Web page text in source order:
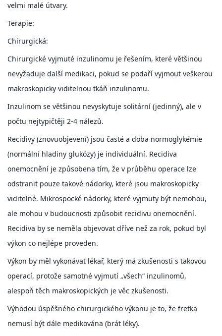
E - S H O P
HISTORIE 2022
O NÁS :-)
VÝROČNÍ ZPRÁVY
KONTAKT
NAPSALI O NÁS
NATÁČENÍ V TELEVIZI
AKCE
velmi malé útvary.
Terapie:
Chirurgická:
Chirurgické vyjmuté inzulinomu je řešením, které většinou
nevyžaduje další medikaci, pokud se podaří vyjmout veškerou
makroskopicky viditelnou tkáň inzulinomu.
Inzulinom se většinou nevyskytuje solitární (jedinný), ale v
počtu nejtypičtěji 2-4 nálezů.
Recidivy (znovuobjevení) jsou časté a doba normoglykémie
(normální hladiny glukózy) je individuální. Recidiva
onemocnění je způsobena tím, že v průběhu operace lze
odstranit pouze takové nádorky, které jsou makroskopicky
viditelné. Mikrospocké nádorky, které vyjmuty být nemohou,
ale mohou v budoucnosti způsobit recidivu onemocnění.
Recidiva by se neměla objevovat dříve než za rok, pokud byl
výkon co nejlépe proveden.
Výkon by měl vykonávat lékař, který má zkušenosti s takovou
operací, protože samotné vyjmutí „všech“ inzulinomů,
alespoň těch makroskopických je věc zkušenosti.
Výhodou úspěšného chirurgického výkonu je to, že fretka
nemusí být dále medikována (brát léky).